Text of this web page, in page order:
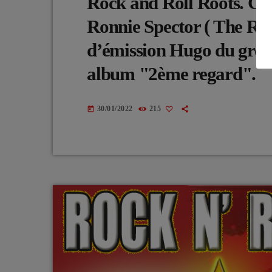
Ronnie Spector ( The
d’émission Hugo du
album "2ème regard".
today 30/01/2022 215